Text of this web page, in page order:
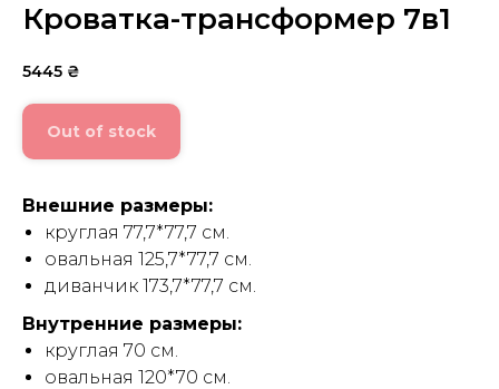
Кроватка-трансформер 7в1
5445 ₴
Out of stock
Внешние размеры:
круглая 77,7*77,7 см.
овальная 125,7*77,7 см.
диванчик 173,7*77,7 см.
Внутренние размеры:
круглая 70 см.
овальная 120*70 см.